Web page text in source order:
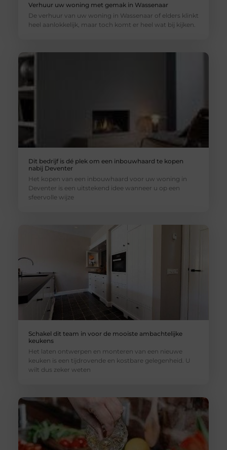
Verhuur uw woning met gemak in Wassenaar
De verhuur van uw woning in Wassenaar of elders klinkt
heel aanlokkelijk, maar toch komt er heel wat bij kijken.
Dit bedrijf is dé plek om een inbouwhaard te kopen
nabij Deventer
Het kopen van een inbouwhaard voor uw woning in
Deventer is een uitstekend idee wanneer u op een
sfeervolle wijze
Schakel dit team in voor de mooiste ambachtelijke
keukens
Het laten ontwerpen en monteren van een nieuwe
keuken is een tijdrovende en kostbare gelegenheid. U
wilt dus zeker weten